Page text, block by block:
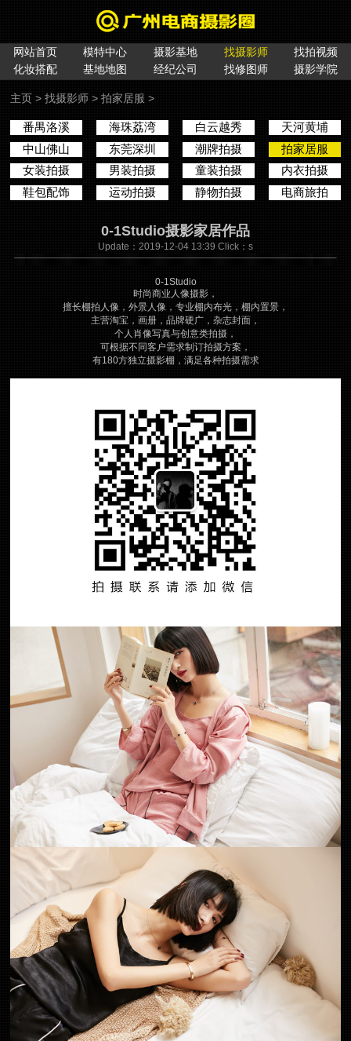
网站首页 模特中心 摄影基地 找摄影师
找拍视频
化妆搭配
基地地图 经纪公司 找修图师 摄影学院
主页 >找摄影师 >拍家居服 >
番禺洛溪 海珠荔湾 白云越秀
天河黄埔
中山佛山
东莞深圳 潮牌拍摄
拍家居服
女装拍摄
男装拍摄 童装拍摄
内衣拍摄
鞋包配饰
运动拍摄 静物拍摄 电商旅拍
0-1Studio摄影家居作品
Update：2019-12-04 13:39 Click： s
0-1Studio
时尚商业人像摄影，
擅长棚拍人像，外景人像，专业棚内布光，棚内置景，
主营淘宝，画册，品牌硬广，杂志封面，
个人肖像写真与创意类拍摄，
可根据不同客户需求制订拍摄方案，
有180方独立摄影棚，满足各种拍摄需求